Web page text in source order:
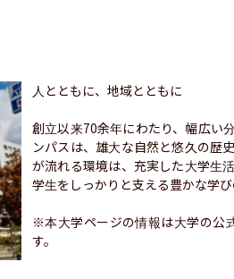
人とともに、地域とともに
創立以来70余年にわたり、幅広い
ンパスは、雄大な自然と悠久の歴
が流れる環境は、充実した大学生
学生をしっかりと支える豊かな学び
※本大学ページの情報は大学の公
す。